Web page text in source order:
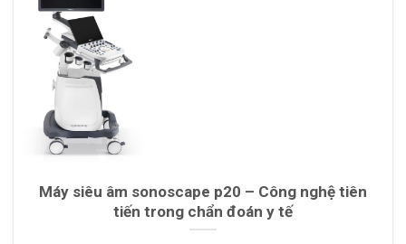
Máy siêu âm sonoscape p20 – Công nghệ tiên
tiến trong chẩn đoán y tế